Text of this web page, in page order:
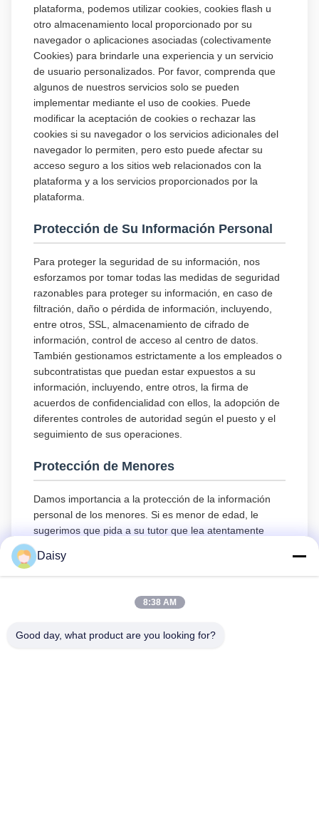
plataforma, podemos utilizar cookies, cookies flash u
otro almacenamiento local proporcionado por su
navegador o aplicaciones asociadas (colectivamente
Cookies) para brindarle una experiencia y un servicio
de usuario personalizados. Por favor, comprenda que
algunos de nuestros servicios solo se pueden
implementar mediante el uso de cookies. Puede
modificar la aceptación de cookies o rechazar las
cookies si su navegador o los servicios adicionales del
navegador lo permiten, pero esto puede afectar su
acceso seguro a los sitios web relacionados con la
plataforma y a los servicios proporcionados por la
plataforma.
Protección de Su Información Personal
Para proteger la seguridad de su información, nos
esforzamos por tomar todas las medidas de seguridad
razonables para proteger su información, en caso de
filtración, daño o pérdida de información, incluyendo,
entre otros, SSL, almacenamiento de cifrado de
información, control de acceso al centro de datos.
También gestionamos estrictamente a los empleados o
subcontratistas que puedan estar expuestos a su
información, incluyendo, entre otros, la firma de
acuerdos de confidencialidad con ellos, la adopción de
diferentes controles de autoridad según el puesto y el
seguimiento de sus operaciones.
Protección de Menores
Damos importancia a la protección de la información
personal de los menores. Si es menor de edad, le
sugerimos que pida a su tutor que lea atentamente
servicios o nos proporcione información bajo la premisa
de obtener el consentimiento de su tutor.
Daisy
8:38 AM
Good day, what product are you looking for?